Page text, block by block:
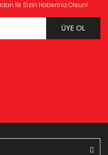
İlk Sizin Haberiniz Olsun!
ÜYE OL